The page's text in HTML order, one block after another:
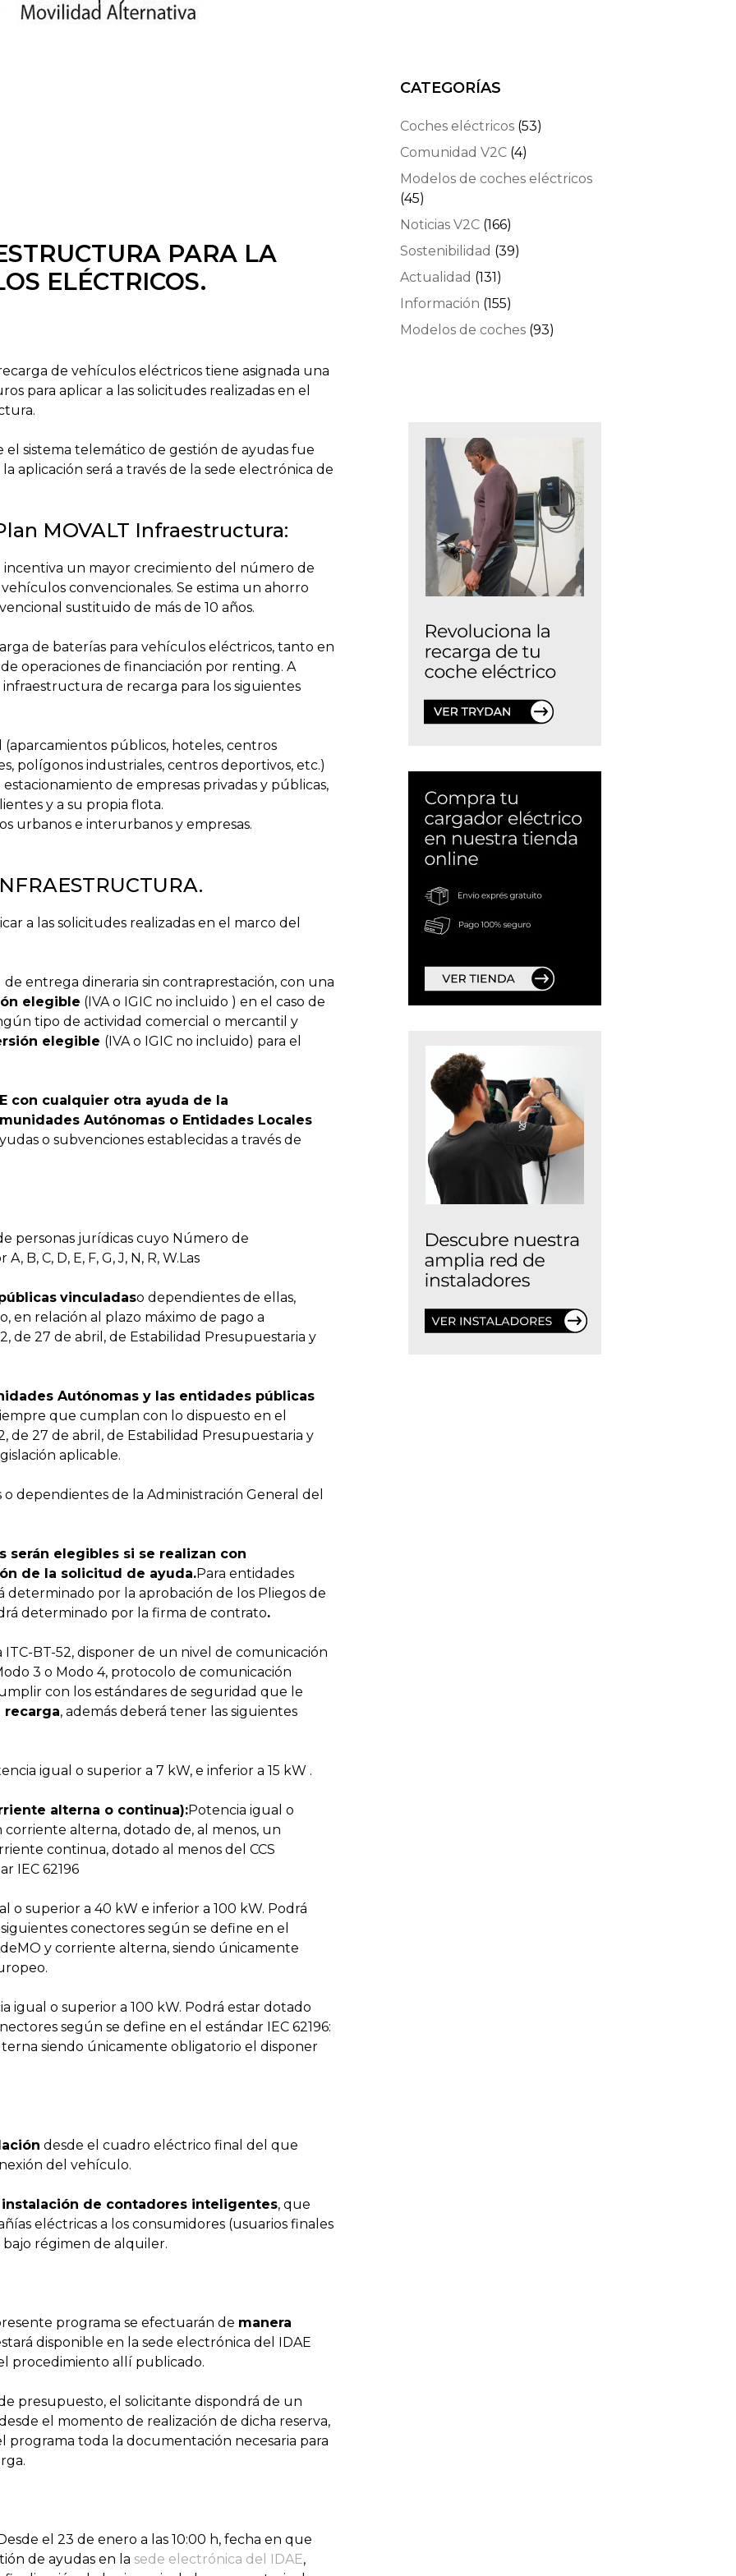
PARA LA
ELÉCTRICOS.
de vehículos eléctricos tiene asignada una
para aplicar a las solicitudes realizadas en el
sistema telemático de gestión de ayudas fue
aplicación será a través de la sede electrónica de
MOVALT Infraestructura:
un mayor crecimiento del número de
convencionales. Se estima un ahorro
sustituido de más de 10 años.
de baterías para vehículos eléctricos, tanto en
operaciones de financiación por renting. A
de recarga para los siguientes
públicos, hoteles, centros
polígonos industriales, centros deportivos, etc.)
de empresas privadas y públicas,
y a su propia flota.
urbanos e interurbanos y empresas.
a las solicitudes realizadas en el marco del
entrega dineraria sin contraprestación, con una
elegible (IVA o IGIC no incluido ) en el caso de
tipo de actividad comercial o mercantil y
elegible (IVA o IGIC no incluido) para el
con cualquier otra ayuda de la
Autónomas o Entidades Locales
o subvenciones establecidas a través de
personas jurídicas cuyo Número de
B, C, D, E, F, G, J, N, R, W.Las
vinculadaso dependientes de ellas,
en relación al plazo máximo de pago a
de 27 de abril, de Estabilidad Presupuestaria y
Autónomas y las entidades públicas
que cumplan con lo dispuesto en el
de 27 de abril, de Estabilidad Presupuestaria y
aplicable.
dependientes de la Administración General del
serán elegibles si se realizan con
de la solicitud de ayuda.Para entidades
determinado por la aprobación de los Pliegos de
determinado por la firma de contrato.
BT-52, disponer de un nivel de comunicación
3 o Modo 4, protocolo de comunicación
con los estándares de seguridad que le
, además deberá tener las siguientes
igual o superior a 7 kW, e inferior a 15 kW .
alterna o continua):Potencia igual o
corriente alterna, dotado de, al menos, un
continua, dotado al menos del CCS
IEC 62196
o superior a 40 kW e inferior a 100 kW. Podrá
conectores según se define en el
y corriente alterna, siendo únicamente
igual o superior a 100 kW. Podrá estar dotado
según se define en el estándar IEC 62196:
siendo únicamente obligatorio el disponer
desde el cuadro eléctrico final del que
del vehículo.
de contadores inteligentes, que
eléctricas a los consumidores (usuarios finales
régimen de alquiler.
programa se efectuarán de manera
disponible en la sede electrónica del IDAE
procedimiento allí publicado.
presupuesto, el solicitante dispondrá de un
el momento de realización de dicha reserva,
programa toda la documentación necesaria para
el 23 de enero a las 10:00 h, fecha en que
de ayudas en la sede electrónica del IDAE,
CATEGORÍAS
Coches eléctricos (53)
Comunidad V2C (4)
Modelos de coches eléctricos
(45)
Noticias V2C (166)
Sostenibilidad (39)
Actualidad (131)
Información (155)
Modelos de coches (93)